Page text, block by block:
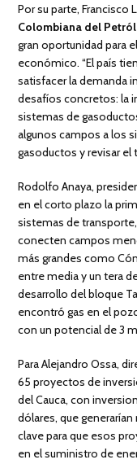
Por su parte,
Colombiana del
gran oportunidad para
económico. “El país
satisfacer la demanda
desafíos concretos: la
sistemas de
algunos campos a los
gasoductos y revisar el
Rodolfo Anaya,
en el corto plazo la
sistemas de
conecten campos
más grandes como
entre media y un tera
desarrollo del bloque
encontró gas en el
con un potencial de 3
Para Alejandro Ossa,
65 proyectos de
del Cauca, con
dólares, que
clave para que esos
en el suministro de